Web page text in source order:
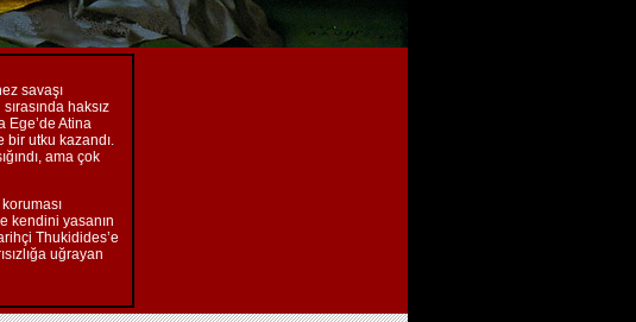
savaşı
haksız
Ege’de Atina
bir utku kazandı.
ama çok
kendini yasanın
Thukidides’e
uğrayan